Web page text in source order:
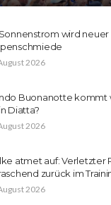
wird
2026
Buonanotte kommt
Diatta?
2026
atmet auf: Verletzter
zurück im
2026